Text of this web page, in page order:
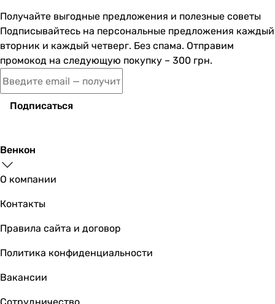
Получайте выгодные предложения и полезные советы
Подписывайтесь на персональные предложения каждый
вторник и каждый четверг. Без спама. Отправим
промокод на следующую покупку – 300 грн.
Подписаться
Венкон
О компании
Контакты
Правила сайта и договор
Политика конфиденциальности
Вакансии